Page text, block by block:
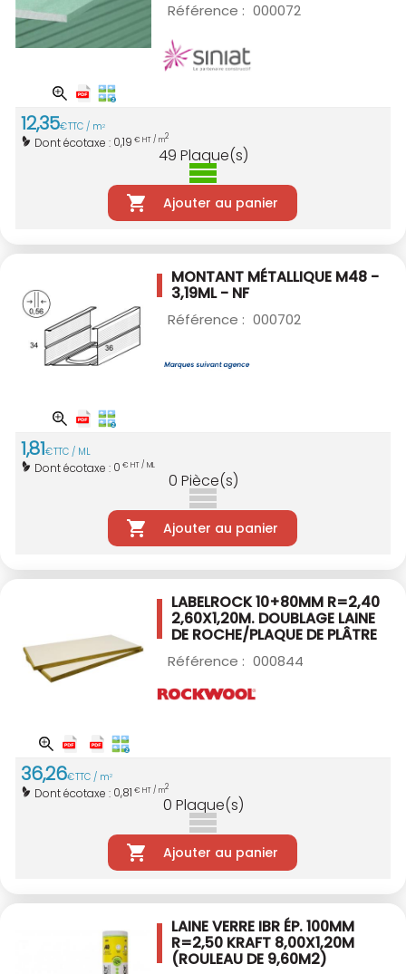
Référence : 000072
12,35€TTC / m2
Dont écotaxe : 0,19 € HT / m2
49 Plaque(s)
Ajouter au panier
MONTANT MÉTALLIQUE M48 -
3,19ML - NF
Référence : 000702
1,81€TTC / ML
Dont écotaxe : 0 € HT / ML
0 Pièce(s)
Ajouter au panier
LABELROCK 10+80MM R=2,40
2,60X1,20M. DOUBLAGE LAINE
DE ROCHE/PLAQUE DE PLÂTRE
Référence : 000844
36,26€TTC / m2
Dont écotaxe : 0,81 € HT / m2
0 Plaque(s)
Ajouter au panier
LAINE VERRE IBR ÉP. 100MM
R=2,50 KRAFT 8,00X1,20M
(ROULEAU DE 9,60M2)